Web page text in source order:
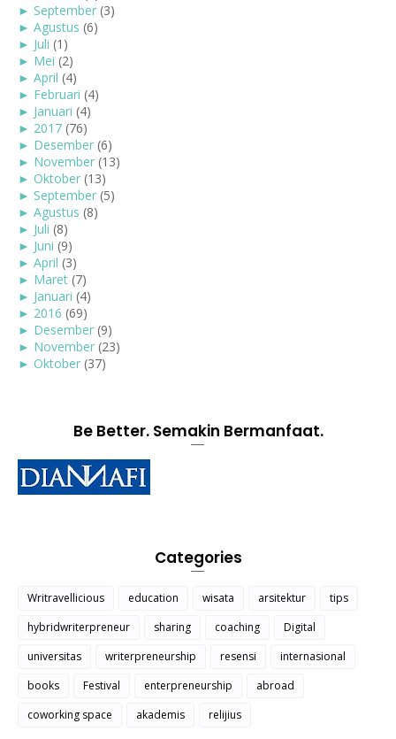
► September (3)
► Agustus (6)
► Juli (1)
► Mei (2)
► April (4)
► Februari (4)
► Januari (4)
► 2017 (76)
► Desember (6)
► November (13)
► Oktober (13)
► September (5)
► Agustus (8)
► Juli (8)
► Juni (9)
► April (3)
► Maret (7)
► Januari (4)
► 2016 (69)
► Desember (9)
► November (23)
► Oktober (37)
Be Better. Semakin Bermanfaat.
Categories
Writravellicious education wisata arsitektur
tips
hybridwriterpreneur
sharing coaching
Digital
universitas
writerpreneurship resensi
internasional
books
Festival enterpreneurship
abroad
coworking space
akademis relijius